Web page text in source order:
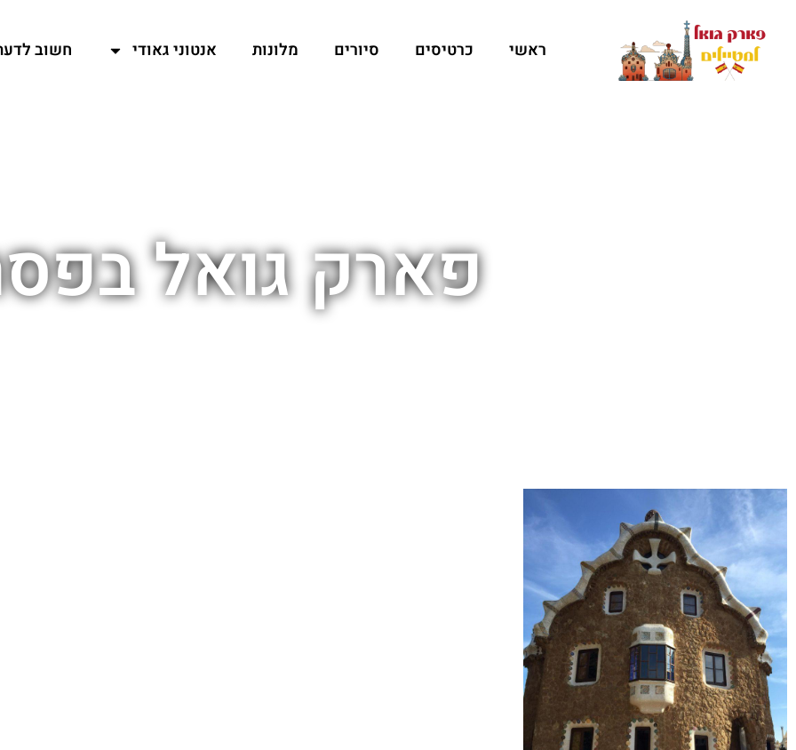
ראשי כרטיסים סיורים מלונות אנטוני גאודי חשוב
פארק גואל